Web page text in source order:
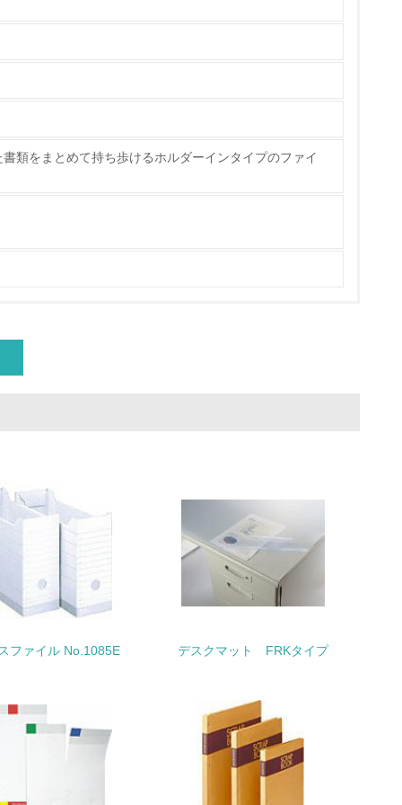
減の取り組みを行っている
ている
クル目標や計画を立てている
極的に参加している
類をまとめて持ち歩けるホルダーインタイプのファイ
ファイル No.1085E デスクマット FRKタイプ